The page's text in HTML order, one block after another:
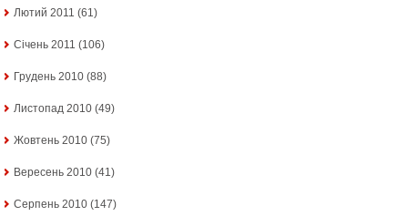
Лютий 2011 (61)
Січень 2011 (106)
Грудень 2010 (88)
Листопад 2010 (49)
Жовтень 2010 (75)
Вересень 2010 (41)
Серпень 2010 (147)